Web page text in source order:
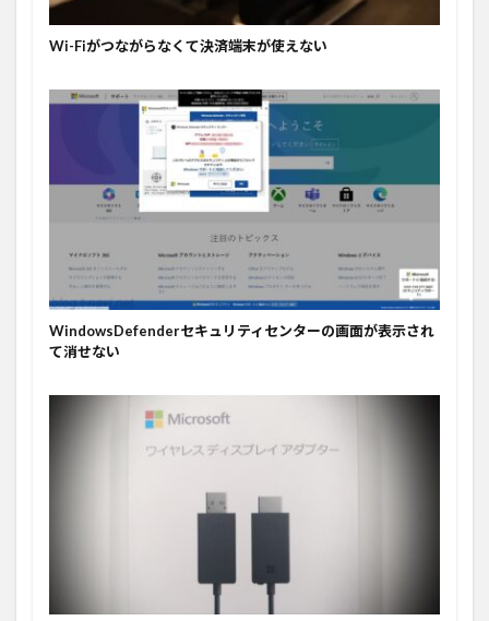
Wi-Fiがつながらなくて決済端末が使えない
WindowsDefenderセキュリティセンターの画面が表示され
て消せない